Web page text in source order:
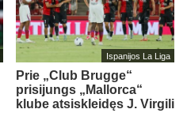
Ispanijos La Liga
Prie „Club Brugge“
prisijungs „Mallorca“
klube atsiskleidęs J. Virgili